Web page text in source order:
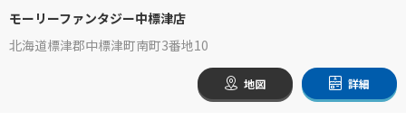
モーリーファンタジー中標津店
北海道標津郡中標津町南町3番地10
地図 詳細